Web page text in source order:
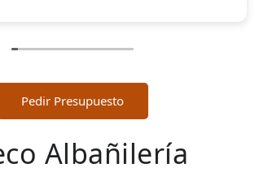
Pedir Presupuesto
Albañilería